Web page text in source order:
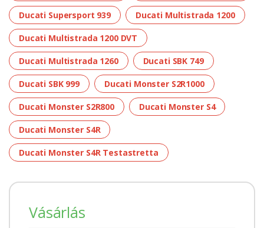
Ducati Supersport 939 Ducati Multistrada 1200
Ducati Multistrada 1200 DVT
Ducati Multistrada 1260 Ducati SBK 749
Ducati SBK 999 Ducati Monster S2R1000
Ducati Monster S2R800 Ducati Monster S4
Ducati Monster S4R
Ducati Monster S4R Testastretta
Vásárlás